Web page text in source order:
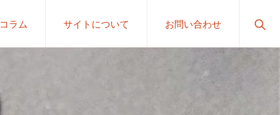
コラム サイトについて お問い合わせ